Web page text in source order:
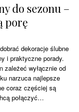
do sezonu –
porę
dekoracje ślubne
i praktyczne porady.
zależeć wyłącznie od
narzuca najlepsze
coraz częściej są
połączyć…